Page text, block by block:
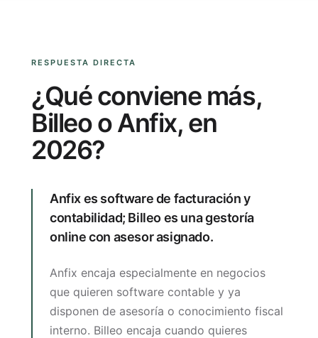
RESPUESTA DIRECTA
¿Qué conviene más,
Billeo o Anfix, en
2026?
Anfix es software de facturación y
contabilidad; Billeo es una gestoría
online con asesor asignado.
Anfix encaja especialmente en negocios
que quieren software contable y ya
disponen de asesoría o conocimiento fiscal
interno. Billeo encaja cuando quieres